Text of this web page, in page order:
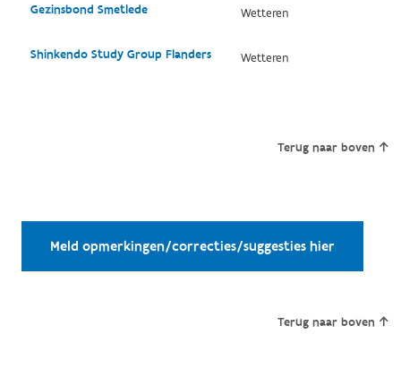
Gezinsbond Smetlede Wetteren
Shinkendo Study Group Flanders Wetteren
Terug naar boven
Meld opmerkingen/correcties/suggesties hier
Terug naar boven